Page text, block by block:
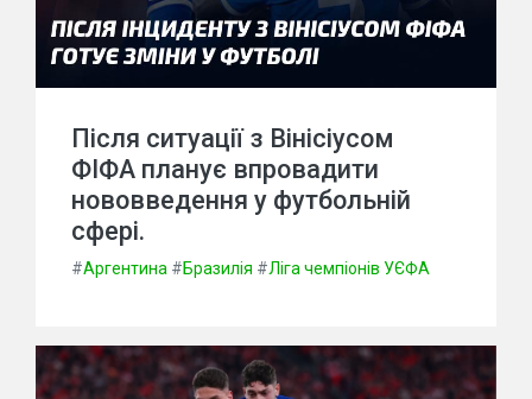
Після ситуації з Вінісіусом
ФІФА планує впровадити
нововведення у футбольній
сфері.
#Аргентина #Бразилія #Ліга чемпіонів УЄФА